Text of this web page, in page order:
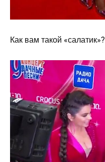
Как вам такой «салатик»?